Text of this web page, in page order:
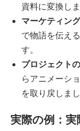
資料に変換しま
マーケティン
で物語を伝え
す。
プロジェクト
らアニメーシ
を取り戻しま
実際の例：